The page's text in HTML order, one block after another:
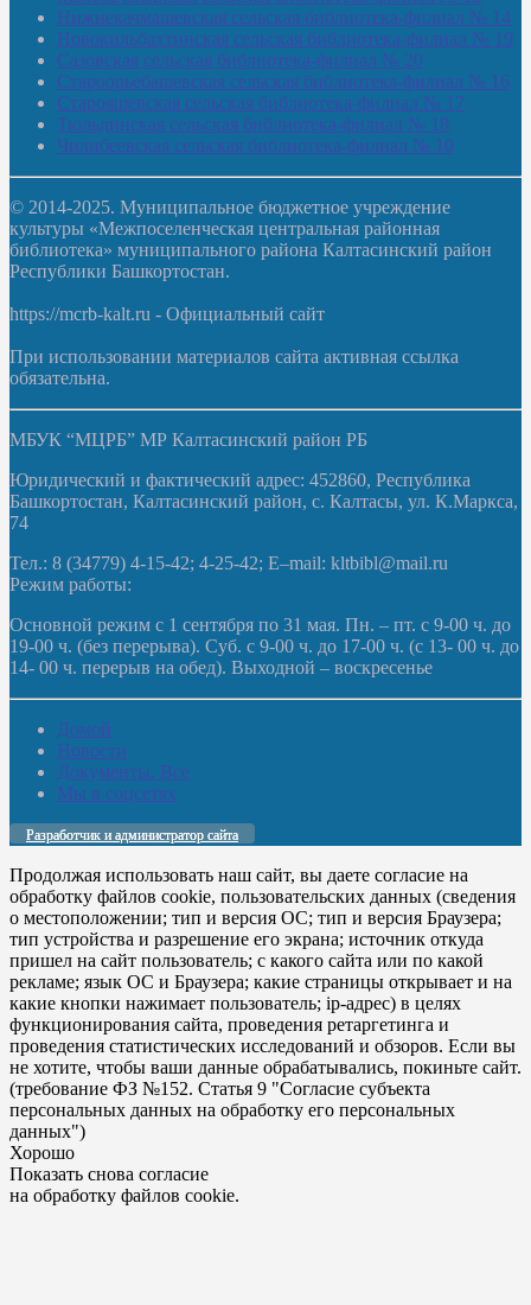
Нижнекачмашевская сельская библиотека-филиал № 14
Новокильбахтинская сельская библиотека-филиал № 19
Сазовская сельская библиотека-филиал № 20
Староорьебашевская сельская библиотека-филиал № 16
Старояшевская сельская библиотека-филиал № 17
Тюльдинская сельская библиотека-филиал № 18
Чилибеевская сельская библиотека-филиал № 10
© 2014-2025. Муниципальное бюджетное учреждение
культуры «Межпоселенческая центральная районная
библиотека» муниципального района Калтасинский район
Республики Башкортостан.
https://mcrb-kalt.ru - Официальный сайт
При использовании материалов сайта активная ссылка
обязательна.
МБУК “МЦРБ” МР Калтасинский район РБ
Юридический и фактический адрес: 452860, Республика
Башкортостан, Калтасинский район, с. Калтасы, ул. К.Маркса,
74
Тел.: 8 (34779) 4-15-42; 4-25-42; E–mail: kltbibl@mail.ru
Режим работы:
Основной режим с 1 сентября по 31 мая. Пн. – пт. с 9-00 ч. до
19-00 ч. (без перерыва). Суб. с 9-00 ч. до 17-00 ч. (с 13- 00 ч. до
14- 00 ч. перерыв на обед). Выходной – воскресенье
Домой
Новости
Документы. Все
Мы в соцсетях
Разработчик и администратор сайта
Продолжая использовать наш сайт, вы даете согласие на
обработку файлов cookie, пользовательских данных (сведения
о местоположении; тип и версия ОС; тип и версия Браузера;
тип устройства и разрешение его экрана; источник откуда
пришел на сайт пользователь; с какого сайта или по какой
рекламе; язык ОС и Браузера; какие страницы открывает и на
какие кнопки нажимает пользователь; ip-адрес) в целях
функционирования сайта, проведения ретаргетинга и
проведения статистических исследований и обзоров. Если вы
не хотите, чтобы ваши данные обрабатывались, покиньте сайт.
(требование ФЗ №152. Статья 9 "Согласие субъекта
персональных данных на обработку его персональных
данных")
Хорошо
Показать снова согласие
на обработку файлов cookie.